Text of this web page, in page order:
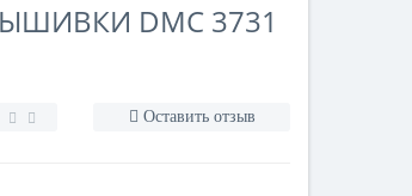
DMC 3731
Оставить отзыв